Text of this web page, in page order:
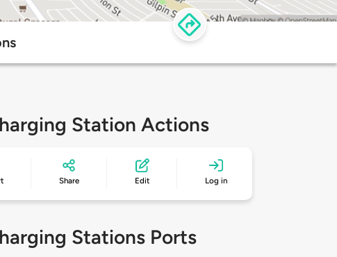
Station Actions
Share Edit Log in
Stations Ports